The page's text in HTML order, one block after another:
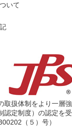
いて
取扱体制をより一層
認定制度）の認定を受
（５）号）